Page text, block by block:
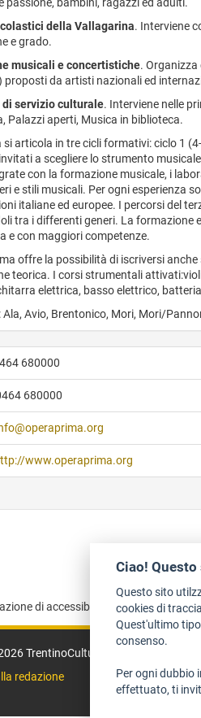
della Vallagarina. Interviene
e grado.
musicali e concertistiche. Organizza
proposti da artisti nazionali ed
di servizio culturale. Interviene nelle
Palazzi aperti, Musica in biblioteca.
si articola in tre cicli formativi: ciclo 1
a scegliere lo strumento
con la formazione musicale, i
e stili musicali. Per ogni esperienza
italiane ed europee. I percorsi del
tra i differenti generi. La formazione
e con maggiori competenze.
offre la possibilità di iscriversi
teorica. I corsi strumentali
elettrica, basso elettrico,
Ala, Avio, Brentonico, Mori, Mori/
680000
680000
www.operaprima.org
di accessibilità Privacy
TrentinoCultura - Ideazione e
redazione
Ciao!
Questo sito
cookies di
Quest'ultimo
consenso.
Per ogni dubbio
effettuato, ti